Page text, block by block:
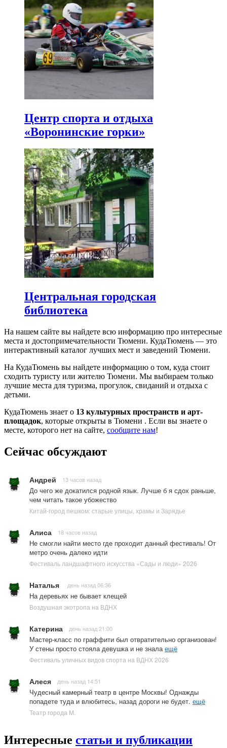
Центр спорта и отдыха
«Воронинские горки»
Центральная городская
библиотека
На нашем сайте вы найдете всю информацию про интересные
места и достопримечательности Тюмени. КудаТюмень — это
интерактивный каталог лучших мест и заведений Тюмени.
На КудаТюмень вы найдете информацию о том, куда стоит
сходить туристу или жителю Тюмени. Мы выбираем только
лучшие места для туризма, прогулок, свиданий и отдыха с
детьми.
КудаТюмень знает о 13 культурных пространств и арт-
площадок, которые открыты в Тюмени . Если вы знаете о
месте, которого нет на сайте, сообщите нам!
Сейчас обсуждают
Андрей 13 часов назад
До чего же докатился родной язык. Лучше б я сдох раньше,
чем читать такое убожество
Китай-город пешком: старые улицы, храмы и Зарядье
Алиса 18 часов назад
Не смогли найти место где проходит данный фестиваль! От
метро очень далеко идти
Фестиваль ландшафтного искусства «Сады и люди» 2026
Наталья день назад 06:36
На деревьях не бывает клещей
Воздушная экотропа на ВДНХ
Катерина день назад 21:00
Мастер-класс по граффити был отвратительно организован!
У стены просто стояла девушка и не зналаещё
Фестиваль уличных видов спорта на ВДНХ 2026
Алеся день назад 14:51
Чудесный камерный театр в центре Москвы! Однажды
попадете туда и влюбитесь, назад дороги не будет. ещё
Театр города М.
Интересные статьи и публикации